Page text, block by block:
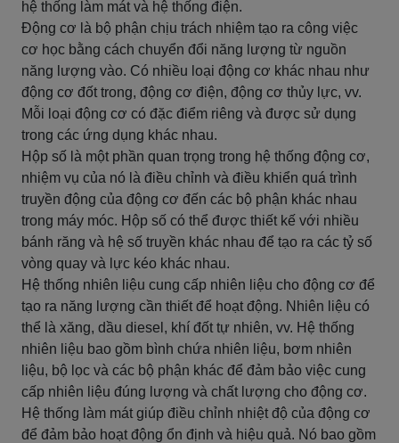
hệ thống làm mát và hệ thống điện.
Động cơ là bộ phận chịu trách nhiệm tạo ra công việc
cơ học bằng cách chuyển đổi năng lượng từ nguồn
năng lượng vào. Có nhiều loại động cơ khác nhau như
động cơ đốt trong, động cơ điện, động cơ thủy lực, vv.
Mỗi loại động cơ có đặc điểm riêng và được sử dụng
trong các ứng dụng khác nhau.
Hộp số là một phần quan trọng trong hệ thống động cơ,
nhiệm vụ của nó là điều chỉnh và điều khiển quá trình
truyền động của động cơ đến các bộ phận khác nhau
trong máy móc. Hộp số có thể được thiết kế với nhiều
bánh răng và hệ số truyền khác nhau để tạo ra các tỷ số
vòng quay và lực kéo khác nhau.
Hệ thống nhiên liệu cung cấp nhiên liệu cho động cơ để
tạo ra năng lượng cần thiết để hoạt động. Nhiên liệu có
thể là xăng, dầu diesel, khí đốt tự nhiên, vv. Hệ thống
nhiên liệu bao gồm bình chứa nhiên liệu, bơm nhiên
liệu, bộ lọc và các bộ phận khác để đảm bảo việc cung
cấp nhiên liệu đúng lượng và chất lượng cho động cơ.
Hệ thống làm mát giúp điều chỉnh nhiệt độ của động cơ
để đảm bảo hoạt động ổn định và hiệu quả. Nó bao gồm